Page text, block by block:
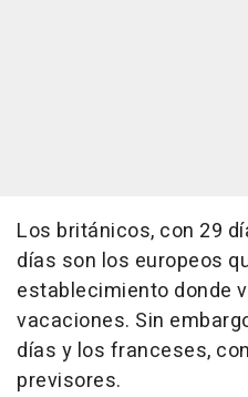
Los británicos, con 29
días son los europeos
establecimiento donde
vacaciones. Sin
días y los franceses,
previsores.